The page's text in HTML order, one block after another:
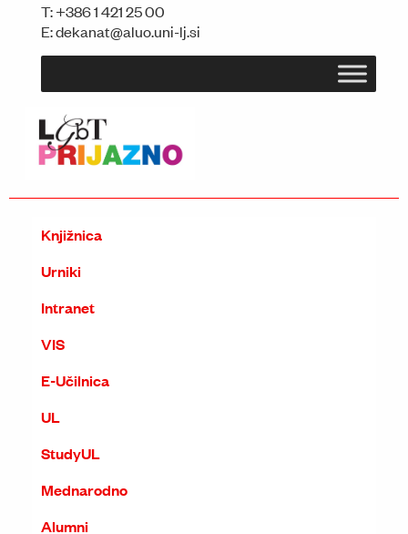
T:+386 1 421 25 00
E:dekanat@aluo.uni-lj.si
Knjižnica
Urniki
Intranet
VIS
E-Učilnica
UL
StudyUL
Mednarodno
Alumni